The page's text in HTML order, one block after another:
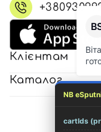
Клієнтам
Каталог
© 2026
NB
cartIds